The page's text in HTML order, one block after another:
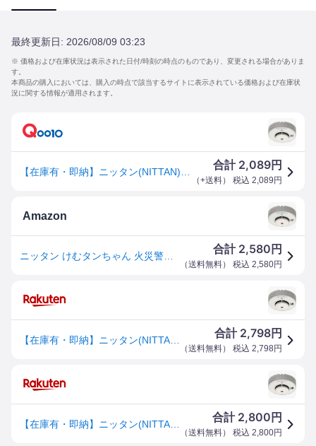
最終更新日: 2026/08/09 03:23
※ 価格および在庫状況は表示された日付/時刻の時点のものであり、変更される場合がありま
す。
本商品の購入においては、購入の時点で該当するサイトに表示されている価格および在庫状
況に関する情報が適用されます。
合計 2,089円
（+送料） 税込 2,089 円
Amazon
合計 2,580 円
（送料無料） 税込 2,580円
合計 2,798円
（送料無料） 税込 2,798 円
合計 2,800 円
（送料無料） 税込 2,800円